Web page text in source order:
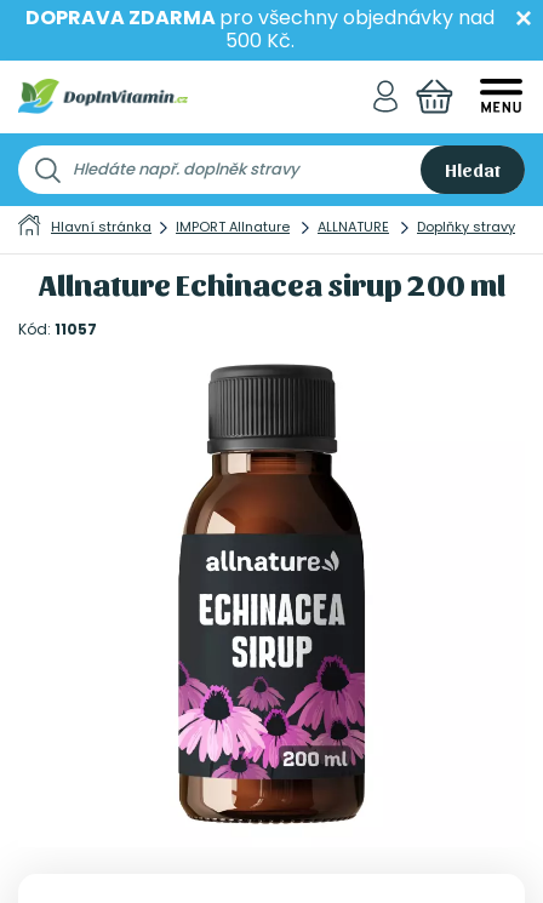
DOPRAVA ZDARMApro všechny objednávky nad
500 Kč.
Hledat
Hlavní stránka IMPORT Allnature ALLNATURE Doplňky stravy
Allnature Echinacea sirup 200 ml
Kód: 11057